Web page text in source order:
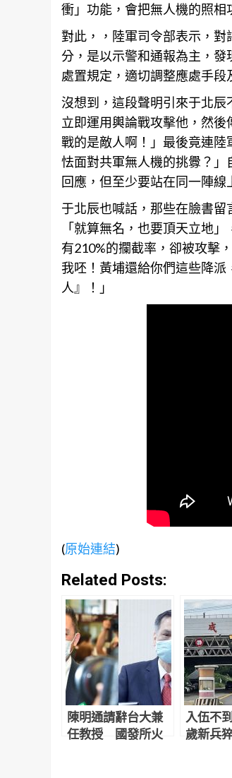
衝」功能，會把無人機的照相
對此，，陸軍司令部表示，
分，是以示警和通報為主，
處置規定，適切調整應處手段
沒想到，這段聲明引來于北
立即運用輿論戰攻擊他，然後
戰的是敵人啊！」最後竟連
怯面對共軍無人機的挑釁？
回應，但至少要站在同一陣線
于北辰也喊話，那些在臉書
「就算無名，也要頂天立地
有210%的攔截率，卻被攻擊
我呸！黃埔還給你們這些降
人』！」
(原始連結)
Related Posts:
陳明通請辭台大兼
任教授 國發所火
入伍不
歲新兵